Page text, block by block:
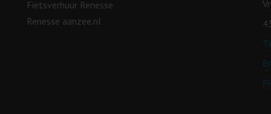
Fietsverhuur Renesse
Renesse aanzee.nl